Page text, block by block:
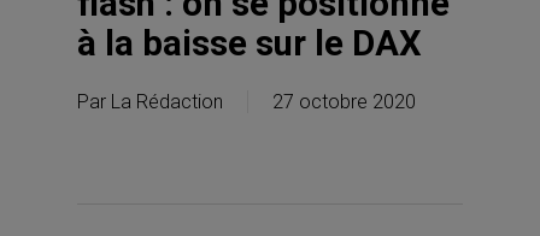
à la baisse sur le DAX
Par La Rédaction 27 octobre 2020